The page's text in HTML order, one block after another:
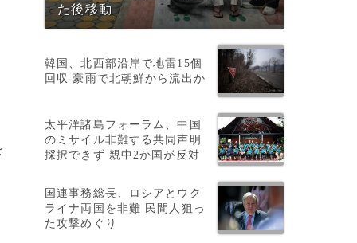
た後移動
韓国、北西部沿岸で地雷15個
回収 豪雨で北朝鮮から流出か
太平洋諸島フォーラム、中国
のミサイル非難する共同声明
採択できず 親中2か国が反対
国連事務総長、ロシアとウク
ライナ両国を非難 民間人狙っ
た攻撃めぐり